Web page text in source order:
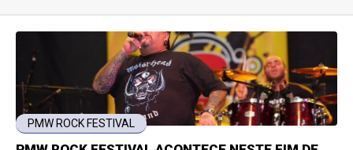
PMW ROCK FESTIVAL